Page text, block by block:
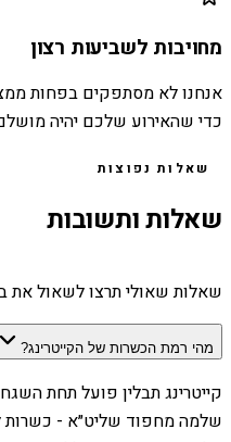
מחויבות לשביעות רצון
אנחנו לא מסתפקים בפחות
כדי שהאירוע שלכם יהיה
שאלות נפוצות
שאלות ותשובות
שאלות שאולי תרצו לשאול את
מהי רמת הכשרות של הקייטרינג?
קייטרינג תבלין פועל תחת
שלמה מחפוד שליט״א - כשרות